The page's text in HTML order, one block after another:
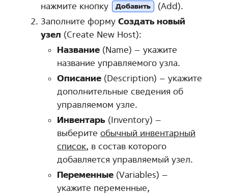
нажмите кнопку
Добавить
(Add).
Заполните форму Создать новый
узел (Create New Host):
Название (Name) – укажите
название управляемого узла.
Описание (Description) – укажите
дополнительные сведения об
управляемом узле.
Инвентарь (Inventory) –
выберите обычный инвентарный
список , в состав которого
добавляется управляемый узел.
Переменные (Variables) –
укажите переменные,